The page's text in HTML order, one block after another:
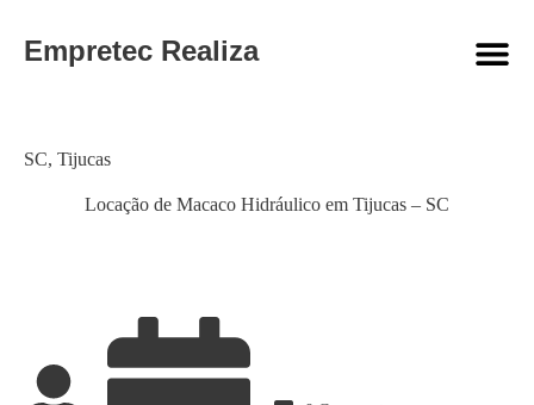
Empretec Realiza
Locação de Macaco Hidráulico em Tijucas – SC
Category
SC, Tijucas